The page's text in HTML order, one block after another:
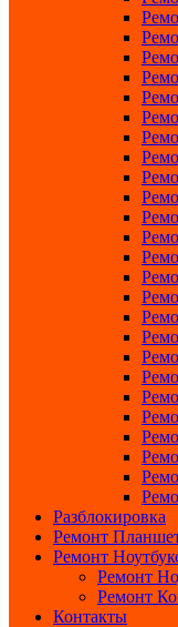
Разблокировка
Ремонт
Ремонт
Ремонт
Ремонт
Контакты